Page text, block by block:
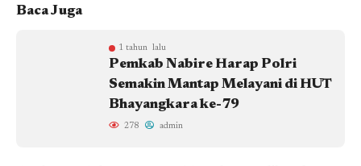
Baca Juga
1 tahun lalu
Pemkab Nabire Harap Polri
Semakin Mantap Melayani di HUT
Bhayangkara ke-79
278 admin